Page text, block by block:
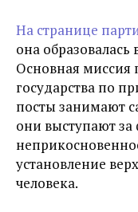
На странице
она образовалась
Основная миссия
государства по
посты занимают
они выступают
установление
человека.